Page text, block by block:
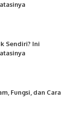
Sendiri? Ini
Fungsi, dan Cara